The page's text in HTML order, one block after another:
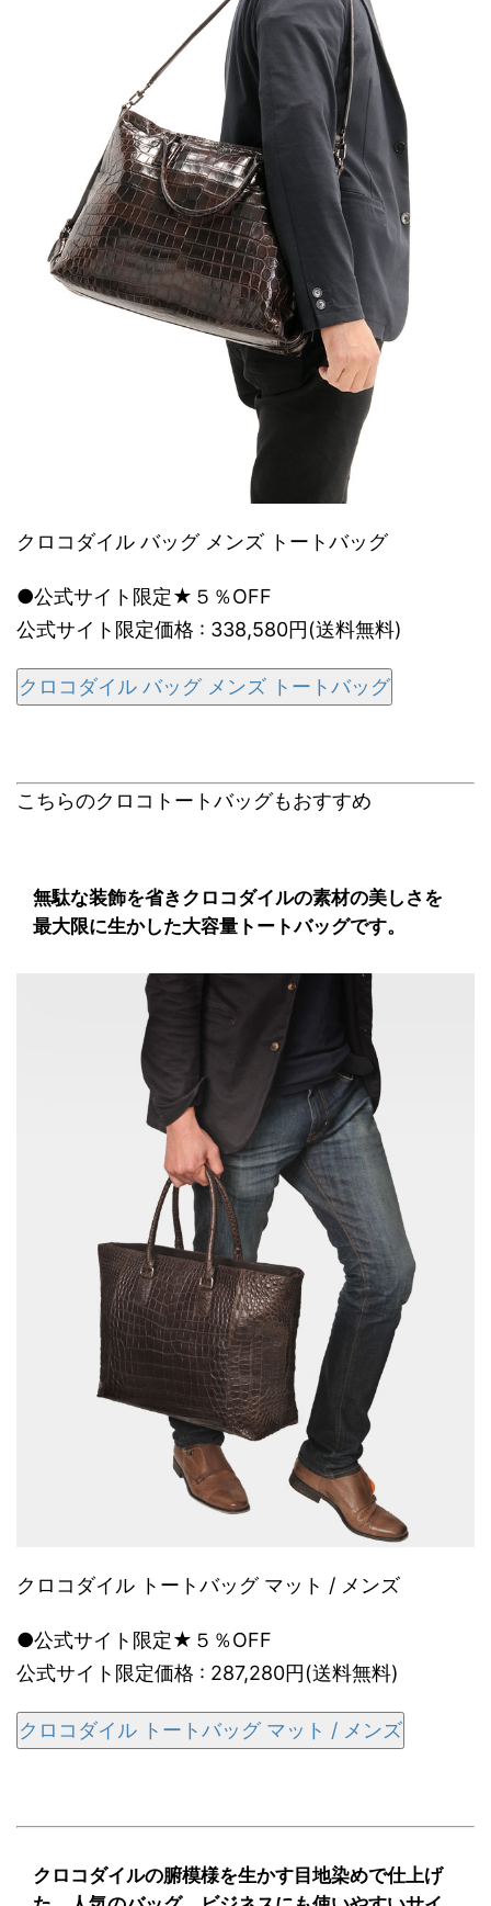
クロコダイル バッグ メンズ トートバッグ
●公式サイト限定★５％OFF
公式サイト限定価格 : 338,580円(送料無料)
クロコダイル バッグ メンズ トートバッグ
こちらのクロコトートバッグもおすすめ
無駄な装飾を省きクロコダイルの素材の美しさを
最大限に生かした大容量トートバッグです。
クロコダイル トートバッグ マット / メンズ
●公式サイト限定★５％OFF
公式サイト限定価格 : 287,280円(送料無料)
クロコダイル トートバッグ マット / メンズ
クロコダイルの腑模様を生かす目地染めで仕上げ